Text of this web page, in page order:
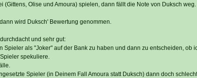
(Gittens, Olise und Amoura) spielen, dann fällt die Note von Duksch weg.
wird Duksch' Bewertung genommen.
und sehr gut:
Spieler als "Joker" auf der Bank zu haben und dann zu entscheiden, ob
spekuliere.
Spieler (in Deinem Fall Amoura statt Duksch) dann doch